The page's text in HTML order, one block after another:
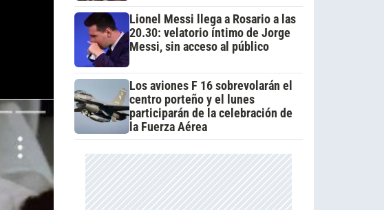
Lionel Messi llega a Rosario a las
20.30: velatorio íntimo de Jorge
Messi, sin acceso al público
Los aviones F 16 sobrevolarán el
centro porteño y el lunes
participarán de la celebración de
la Fuerza Aérea